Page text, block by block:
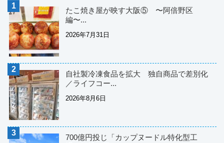
たこ焼き屋が映す大阪⑤ 〜阿倍野区
編〜...
2026年7月31日
自社製冷凍食品を拡大 独自商品で差別化
／ライフコー...
2026年8月6日
700億円投じ「カップヌードル特化型工